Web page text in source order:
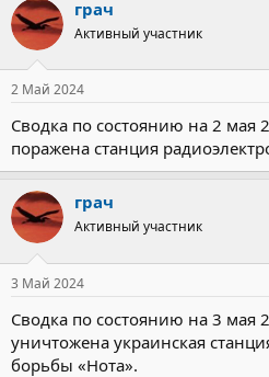
грач
Активный участник
2 Май 2024
Сводка по состоянию на 2 мая
поражена станция
грач
Активный участник
3 Май 2024
Сводка по состоянию на 3 мая
уничтожена украинская
борьбы «Нота».